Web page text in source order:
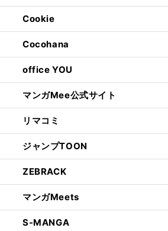
Cookie
Cocohana
office YOU
マンガMee公式サイト
リマコミ
ジャンプTOON
ZEBRACK
マンガMeets
S-MANGA